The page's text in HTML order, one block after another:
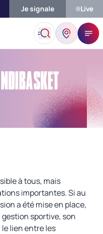
Je signale Live
à tous, mais
importantes. Si au
a été mise en place,
gestion sportive, son
le lien entre les